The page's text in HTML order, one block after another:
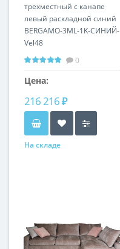
трехместный с канапе
левый раскладной синий
BERGAMO-3ML-1K-СИНИЙ-
Vel48
0
Цена:
216 216 ₽
На складе